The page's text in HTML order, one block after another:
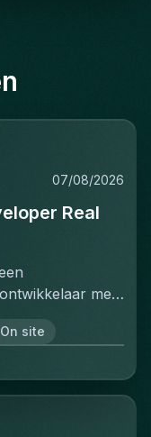
07/08/2026
Real
met
vastgoedmarkt,
die
rol ben je
acquisitie
kantoren,
On site